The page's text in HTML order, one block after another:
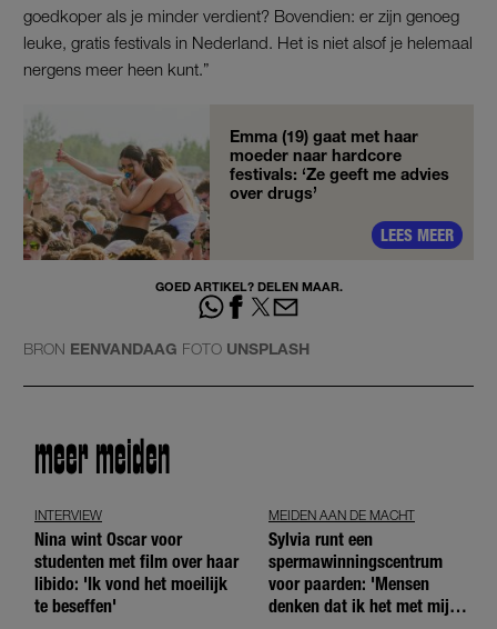
goedkoper als je minder verdient? Bovendien: er zijn genoeg
leuke, gratis festivals in Nederland. Het is niet alsof je helemaal
nergens meer heen kunt.”
Emma (19) gaat met haar
moeder naar hardcore
festivals: ‘Ze geeft me advies
over drugs’
LEES MEER
GOED ARTIKEL? DELEN MAAR.
BRON EENVANDAAG FOTO UNSPLASH
meer meiden
INTERVIEW
Nina wint Oscar voor
studenten met film over haar
libido: 'Ik vond het moeilijk
te beseffen'
MEIDEN AAN DE MACHT
Sylvia runt een
spermawinningscentrum
voor paarden: 'Mensen
denken dat ik het met mijn